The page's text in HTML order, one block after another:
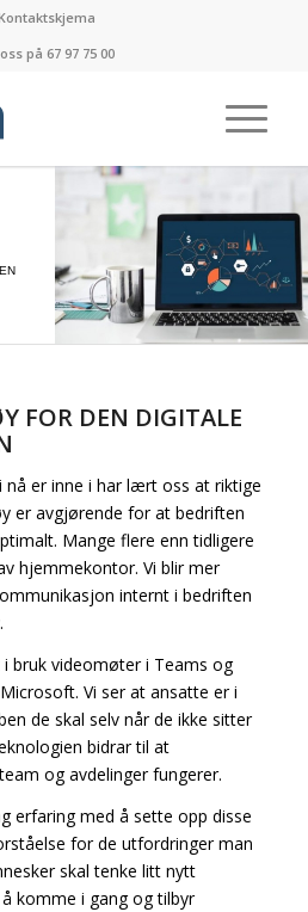
på 67 97 75 00
FOR DEN DIGITALE
nå er inne i har lært oss at riktige
er avgjørende for at bedriften
Mange flere enn tidligere
hjemmekontor. Vi blir mer
internt i bedriften
bruk videomøter i Teams og
Vi ser at ansatte er i
de skal selv når de ikke sitter
bidrar til at
og avdelinger fungerer.
erfaring med å sette opp disse
for de utfordringer man
skal tenke litt nytt
komme i gang og tilbyr